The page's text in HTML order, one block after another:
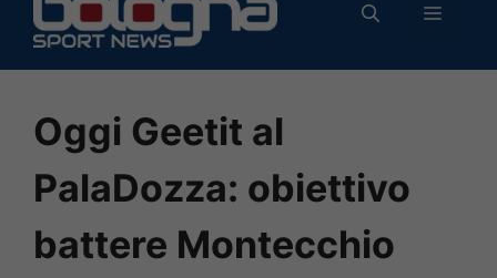
contenuto
MENU
Oggi Geetit al
PalaDozza: obiettivo
battere Montecchio